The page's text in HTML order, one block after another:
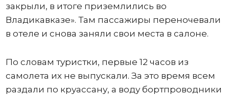
закрыли, в итоге приземлились во
Владикавказе». Там пассажиры переночевали
в отеле и снова заняли свои места в салоне.
По словам туристки, первые 12 часов из
самолета их не выпускали. За это время всем
раздали по круассану, а воду бортпроводники